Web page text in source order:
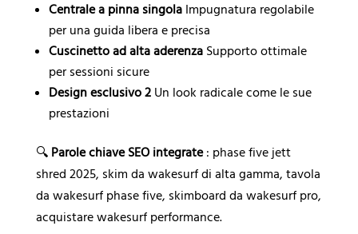
Centrale a pinna singolaImpugnatura regolabile
per una guida libera e precisa
Cuscinetto ad alta aderenzaSupporto ottimale
per sessioni sicure
Design esclusivo 2Un look radicale come le sue
prestazioni
🔍 Parole chiave SEO integrate: phase five jett
shred 2025, skim da wakesurf di alta gamma, tavola
da wakesurf phase five, skimboard da wakesurf pro,
acquistare wakesurf performance.